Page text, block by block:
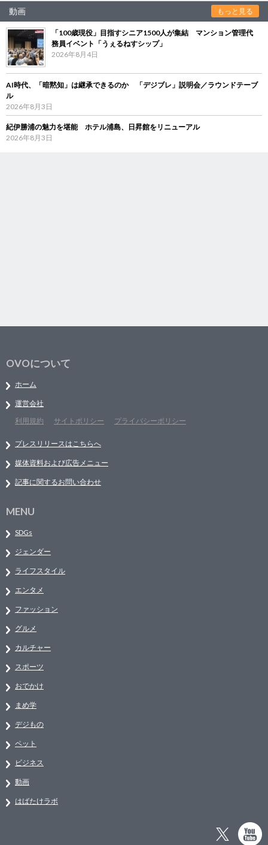
動画 もっと見る
「100歳現役」目指すシニア1500人が集結 マンション管理代
務員イベント「うぇるねすシップ」
2026年8月4日
AI時代、「暗黙知」は継承できるのか 「デジブレ」説明会／ラウンドテーブ
ル
2026年8月3日
紀伊勝浦の魅力を堪能 ホテル浦島、日昇館をリニューアル
2026年8月3日
OVOについて
ホーム
運営会社
利用規約
サイトポリシー プライバシーポリシー
プレスリリースはこちらへ
媒体資料および広告メニュー
記事に関するお問い合わせ
MENU
SDGs
ジェンダー
ライフスタイル
エンタメ
ファッション
グルメ
カルチャー
スポーツ
おでかけ
まめ学
デジもの
ペット
ビジネス
動画
はばたけラボ